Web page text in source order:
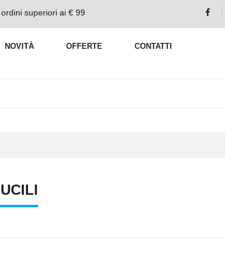
superiori ai € 99
NOVITÀ OFFERTE CONTATTI